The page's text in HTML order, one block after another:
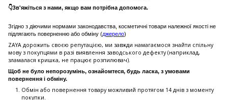
👇Зв'яжіться з нами, якщо вам потрібна допомога.
Згідно з діючими нормами законодавства, косметичні товари належної якості не
підлягають поверненню або обміну (джерело)
ZAYA дорожить своєю репутацією, ми завжди намагаємося знайти спільну
мову з покупцями в разі виявлення заводського дефекту (наприклад,
зламалася кришка, не працює розпилювач).
Щоб не було непорозумінь, ознайомтеся, будь ласка, з умовами
повернення і обміну.
Обмін або повернення товару можливий протягом 14 днів з моменту
покупки.